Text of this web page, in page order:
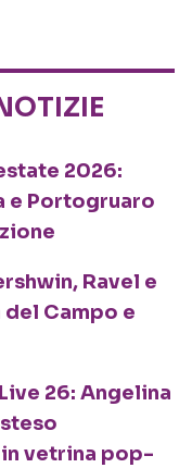
2026:
e Portogruaro
Ravel e
Campo e
26: Angelina
vetrina pop-